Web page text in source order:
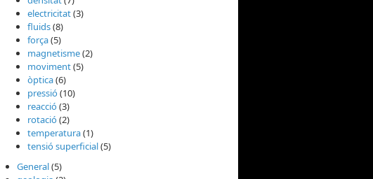
electricitat(3)
fluids(8)
força(5)
magnetisme(2)
moviment(5)
òptica(6)
pressió(10)
reacció(3)
rotació(2)
temperatura(1)
tensió superficial(5)
General(5)